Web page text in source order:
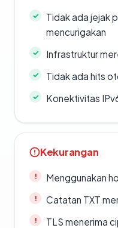
Tidak ada jejak
mencurigakan
Infrastruktur
Tidak ada hits
Konektivitas
Kekurangan
Menggunakan
Catatan TXT
TLS menerima